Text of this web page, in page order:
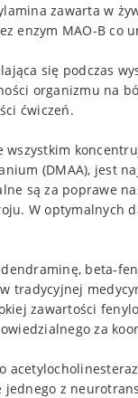
zawarta w
enzym MAO-B co
się podczas
organizmu na
ćwiczeń.
(DMAA), jest
są za poprawe
W optymalnych
beta-
zawartości
za
z